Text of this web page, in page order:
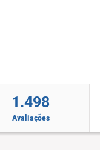
1.498
Avaliações